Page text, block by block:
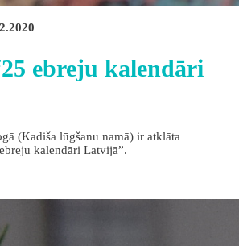
ebreju kalendāri
(Kadiša lūgšanu namā) ir atklāta
kalendāri Latvijā”.